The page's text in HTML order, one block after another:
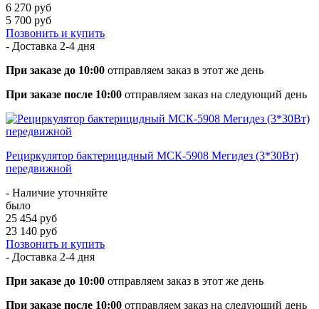
6 270 руб
5 700 руб
Позвонить и купить
- Доставка 2-4 дня
При заказе до 10:00 отправляем заказ в этот же день
При заказе после 10:00 отправляем заказ на следующий день
Рециркулятор бактерицидный МСК-5908 Мегидез (3*30Вт)
передвижной
- Наличие уточняйте
было
25 454 руб
23 140 руб
Позвонить и купить
- Доставка 2-4 дня
При заказе до 10:00 отправляем заказ в этот же день
При заказе после 10:00 отправляем заказ на следующий день